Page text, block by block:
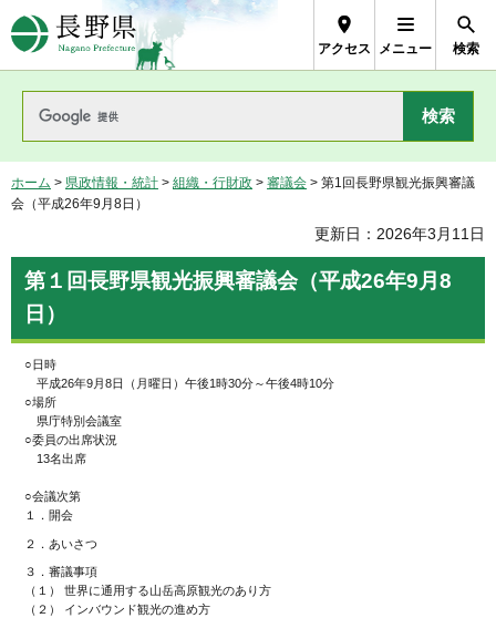
長野県Nagano Prefecture
アクセス メニュー 検索
ホーム > 県政情報・統計 > 組織・行財政 > 審議会 > 第1回長野県観光振興審議
会（平成26年9月8日）
更新日：2026年3月11日
第１回長野県観光振興審議会（平成26年9月8
日）
○日時
平成26年9月8日（月曜日）午後1時30分～午後4時10分
○場所
県庁特別会議室
○委員の出席状況
13名出席
○会議次第
１．開会
２．あいさつ
３．審議事項
（１） 世界に通用する山岳高原観光のあり方
（２） インバウンド観光の進め方